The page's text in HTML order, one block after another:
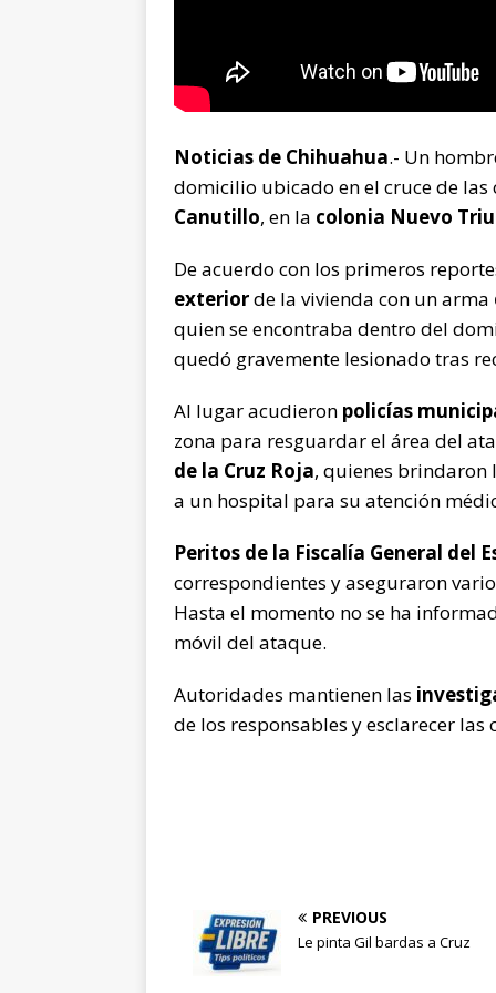
Noticias de Chihuahua.- Un
domicilio ubicado en el cruce de las
Canutillo, en la colonia Nuevo
De acuerdo con los primeros
exteriorde la vivienda con un arma
quien se encontraba dentro del
quedó gravemente lesionado tras
Al lugar acudieron policías
zona para resguardar el área del
de la Cruz Roja, quienes brindaron
a un hospital para su atención
Peritos de la Fiscalía General del
correspondientes y aseguraron
Hasta el momento no se ha
móvil del ataque.
Autoridades mantienen las
de los responsables y esclarecer
PREVIOUS
Le pinta Gil bardas a Cruz